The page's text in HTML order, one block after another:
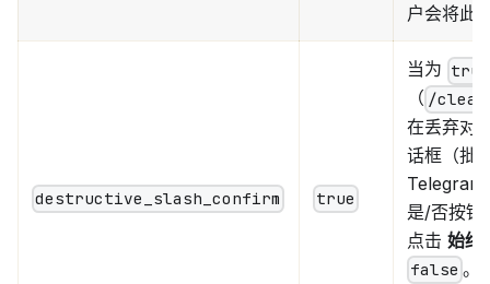
户会将此
destructive_slash_confirm true
当为 true
（ /clear
在丢弃对
话框（批
是/否按钮
点击 始终
false 。